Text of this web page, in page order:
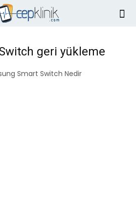
geri yükleme
Smart Switch Nedir